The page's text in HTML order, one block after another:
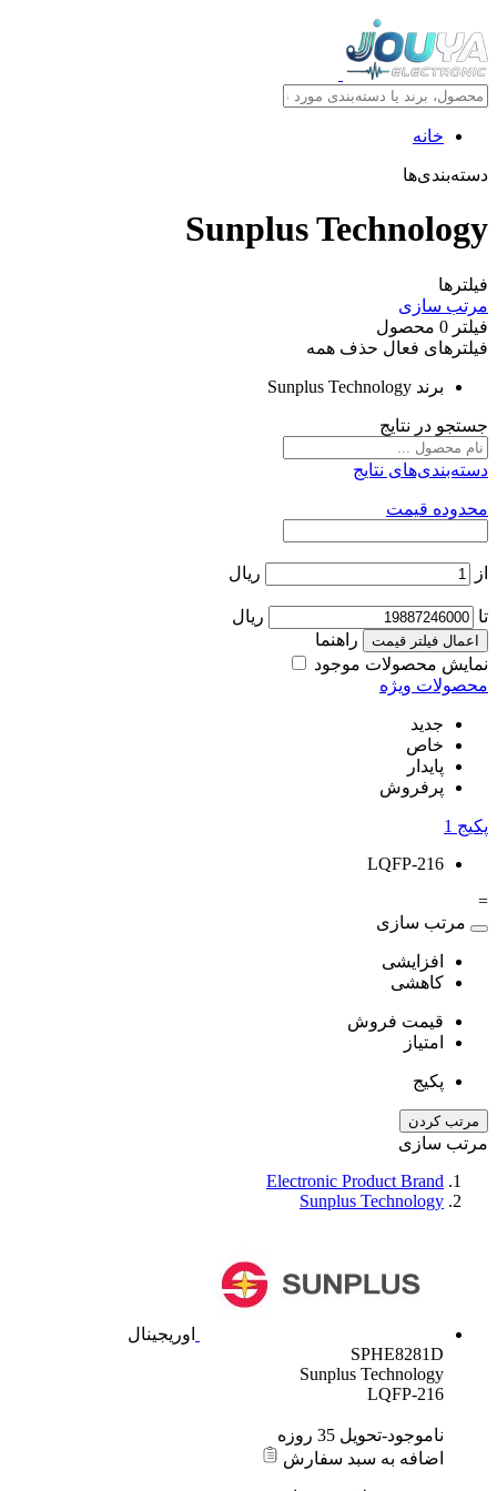
خانه
دسته‌بندی‌ها
Sunplus Technology
فیلترها
مرتب سازی
فیلتر 0 محصول
فیلترهای فعال حذف همه
برند Sunplus Technology
جستجو در نتایج
دسته‌بندی‌های نتایج
محدوده قیمت
از ریال
تا ریال
اعمال فیلتر قیمت
راهنما
نمایش محصولات موجود
محصولات ویژه
جدید
خاص
پایدار
پرفروش
پکیج 1
LQFP-216
=
مرتب سازی
افزایشی
کاهشی
قیمت فروش
امتیاز
پکیج
مرتب کردن
مرتب سازی
Electronic Product Brand
Sunplus Technology
اوریجینال
SPHE8281D
Sunplus Technology
LQFP-216
ناموجود-تحویل 35 روزه
اضافه به سبد سفارش